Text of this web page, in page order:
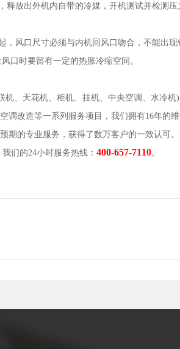
放出外机内自带的冷媒，开机测试并检测压
风口尺寸必须与内机回风口吻合，不能出现
口时要留有一定的热胀冷缩空间。
、天花机、柜机、挂机、中央空调、水冷机
改造等一系列服务项目，我们拥有16年的
期的专业服务，获得了数万客户的一致认可。
们的24小时服务热线： 400-657-7110。